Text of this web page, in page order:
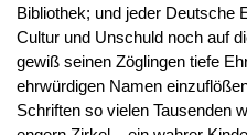
Bibliothek; und jeder Deutsche
Cultur und Unschuld noch auf
gewiß seinen Zöglingen tiefe
ehrwürdigen Namen
Schriften so vielen Tausenden